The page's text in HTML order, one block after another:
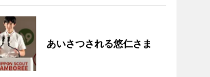
あいさつされる悠仁さま